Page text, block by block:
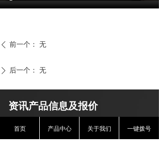
ꄴ 前一个： 无
ꄲ 后一个： 无
资讯产品信息及报价
首页 产品中心 关于我们 一键拨号